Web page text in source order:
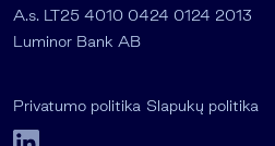
A.s. LT25 4010 0424 0124 2013
Luminor Bank AB
Privatumo politika Slapukų politika